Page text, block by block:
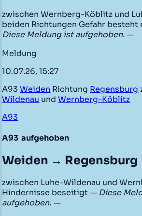
zwischen Wernberg-Köblitz und
beiden Richtungen Gefahr besteht
Diese Meldung ist aufgehoben. —
Meldung
10.07.26, 15:27
A93Weiden Richtung Regensburg
Wildenau undWernberg-Köblitz
A93
A93 aufgehoben
Weiden → Regensburg
zwischen Luhe-Wildenau und
Hindernisse beseitigt — Diese
aufgehoben. —